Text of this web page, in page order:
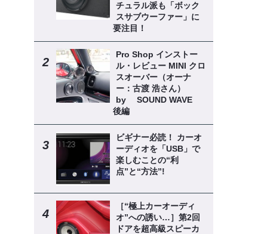
チュラル派も「ボック
スサブウーファー」に
要注目！
Pro Shop インストー
ル・レビュー MINI クロ
スオーバー（オーナ
ー：古渡 浩さん）
by SOUND WAVE
後編
ビギナー必読！ カーオ
ーディオを「USB」で
楽しむことの“利
点”と“方法”!
［“極上カーオーディ
オ”への誘い…］第2回
ドアを超高級スピーカ